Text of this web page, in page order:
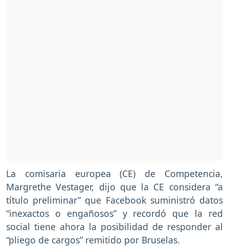
La comisaria europea (CE) de Competencia,
Margrethe Vestager, dijo que la CE considera “a
título preliminar” que Facebook suministró datos
“inexactos o engañosos” y recordó que la red
social tiene ahora la posibilidad de responder al
“pliego de cargos” remitido por Bruselas.